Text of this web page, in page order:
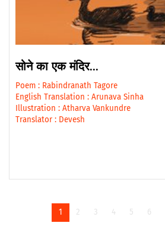
सोने का एक मंदिर...
Poem : Rabindranath Tagore
English Translation : Arunava Sinha
Illustration : Atharva Vankundre
Translator : Devesh
1 2 3 4 5 6